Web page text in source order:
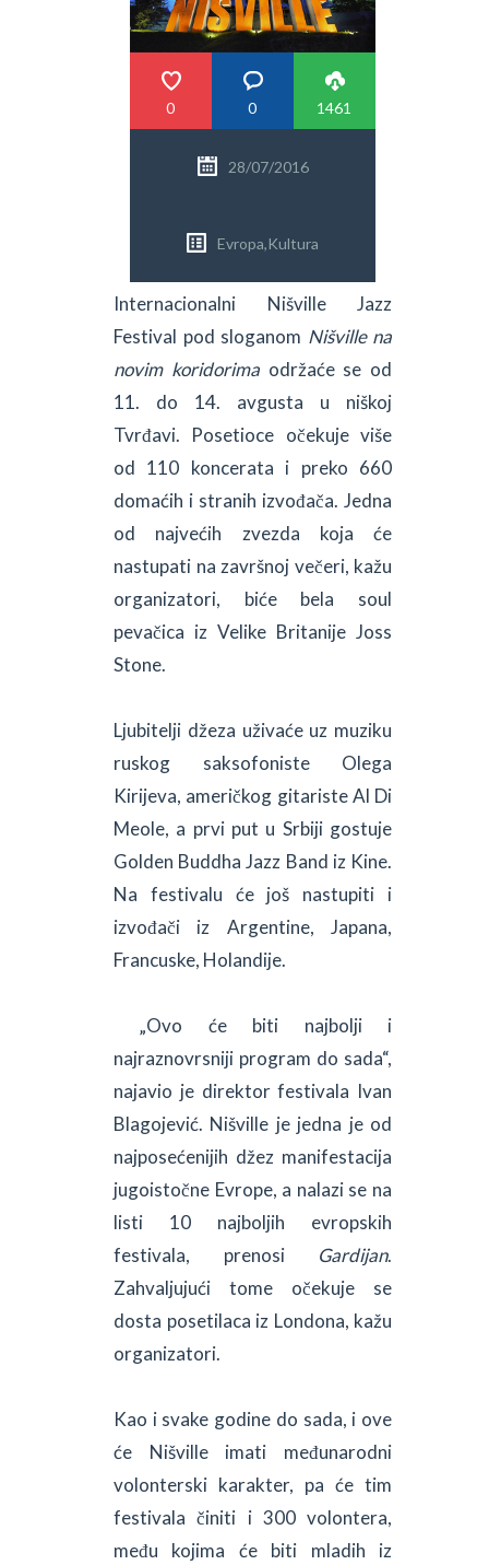
PRETRAGA
0 0 1461
28/07/2016
Evropa,Kultura
Internacionalni Nišville Jazz
Festival pod sloganom Nišville na
novim koridorimaodržaće se od
11. do 14. avgusta u niškoj
Tvrđavi. Posetioce očekuje više
od 110 koncerata i preko 660
domaćih i stranih izvođača. Jedna
od najvećih zvezda koja će
nastupati na završnoj večeri, kažu
organizatori, biće bela soul
pevačica iz Velike Britanije Joss
Stone.
Ljubitelji džeza uživaće uz muziku
ruskog saksofoniste Olega
Kirijeva, američkog gitariste Al Di
Meole, a prvi put u Srbiji gostuje
Golden Buddha Jazz Band iz Kine.
Na festivalu će još nastupiti i
izvođači iz Argentine, Japana,
Francuske, Holandije.
„Ovo će biti najbolji i
najraznovrsniji program do sada“,
najavio je direktor festivala Ivan
Blagojević. Nišville je jedna je od
najposećenijih džez manifestacija
jugoistočne Evrope, a nalazi se na
listi 10 najboljih evropskih
festivala, prenosi Gardijan.
Zahvaljujući tome očekuje se
dosta posetilaca iz Londona, kažu
organizatori.
Kao i svake godine do sada, i ove
će Nišville imati međunarodni
volonterski karakter, pa će tim
festivala činiti i 300 volontera,
među kojima će biti mladih iz